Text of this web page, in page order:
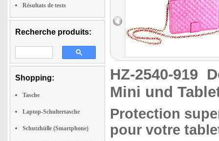
Résultats de tests
Recherche produits:
Shopping:
Tasche
Laptop-Schultertasche
Schutzhülle (Smartphone)
HZ-2540-919
Mini und
Protection
pour votre